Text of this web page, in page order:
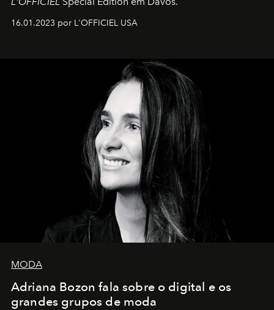
16.01.2023 por L'OFFICIEL USA
MODA
Adriana Bozon fala sobre o digital e os
grandes grupos de moda